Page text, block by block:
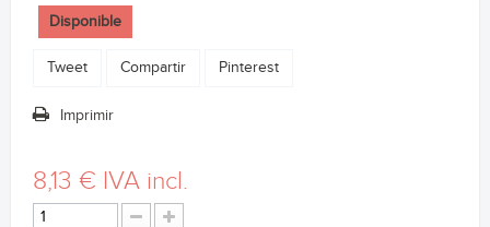
Disponible
Tweet Compartir Pinterest
Imprimir
8,13 € IVA incl.